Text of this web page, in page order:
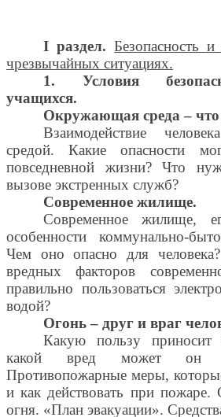
I раздел.Безопасность
чрезвычайных ситуациях.
1. Условия
учащихся.
Окружающая среда – что
Взаимодействие
средой. Какие опасности
повседневной жизни? Что
вызове экстренных служб?
Современное жилище.
Современное жилище,
особенности коммунально-
Чем оно опасно для
вредных факторов
правильно пользоваться
водой?
Огонь – друг и враг
Какую пользу приносит
какой вред может он
Противопожарные меры,
и как действовать при пожаре.
огня. «План эвакуации».